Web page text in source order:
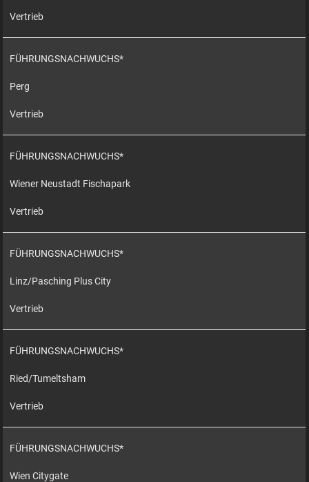
Vertrieb
FÜHRUNGSNACHWUCHS*
Perg
Vertrieb
FÜHRUNGSNACHWUCHS*
Wiener Neustadt Fischapark
Vertrieb
FÜHRUNGSNACHWUCHS*
Linz/Pasching Plus City
Vertrieb
FÜHRUNGSNACHWUCHS*
Ried/Tumeltsham
Vertrieb
FÜHRUNGSNACHWUCHS*
Wien Citygate